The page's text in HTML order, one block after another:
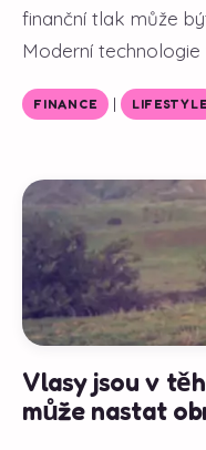
finanční tlak může
Moderní technologie
FINANCE | LIFESTYLE
Vlasy jsou v
může nastat